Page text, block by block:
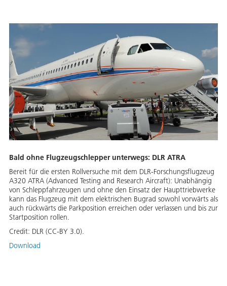
Bald ohne Flugzeugschlepper unterwegs: DLR ATRA
Bereit für die ersten Rollversuche mit dem DLR-Forschungsflugzeug
A320 ATRA (Advanced Testing and Research Aircraft): Unabhängig
von Schleppfahrzeugen und ohne den Einsatz der Haupttriebwerke
kann das Flugzeug mit dem elektrischen Bugrad sowohl vorwärts als
auch rückwärts die Parkposition erreichen oder verlassen und bis zur
Startposition rollen.
Credit: DLR (CC-BY 3.0).
Download